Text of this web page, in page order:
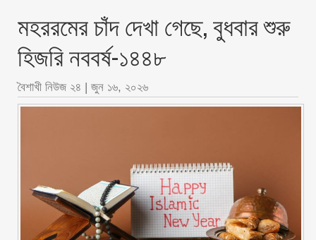
মহররমের চাঁদ দেখা গেছে, বুধবার শুরু
হিজরি নববর্ষ-১৪৪৮
বৈশাখী নিউজ ২৪ | জুন ১৬, ২০২৬